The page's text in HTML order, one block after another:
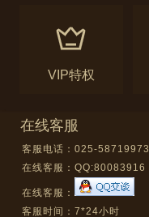
VIP特权
在线客服
客服电话：025-58719973
在线客服： QQ:80083916
在线客服：
客服时间：7*24小时